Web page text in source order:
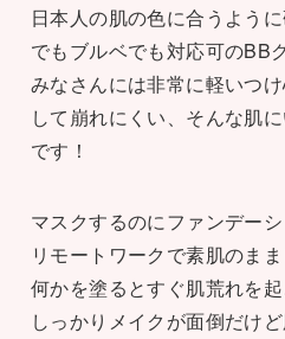
日本人の肌の色に合うよう
でもブルベでも対応可のBB
みなさんには非常に軽いつ
して崩れにくい、そんな肌
です！
マスクするのにファンデー
リモートワークで素肌のまま
何かを塗るとすぐ肌荒れを起
しっかりメイクが面倒だけ